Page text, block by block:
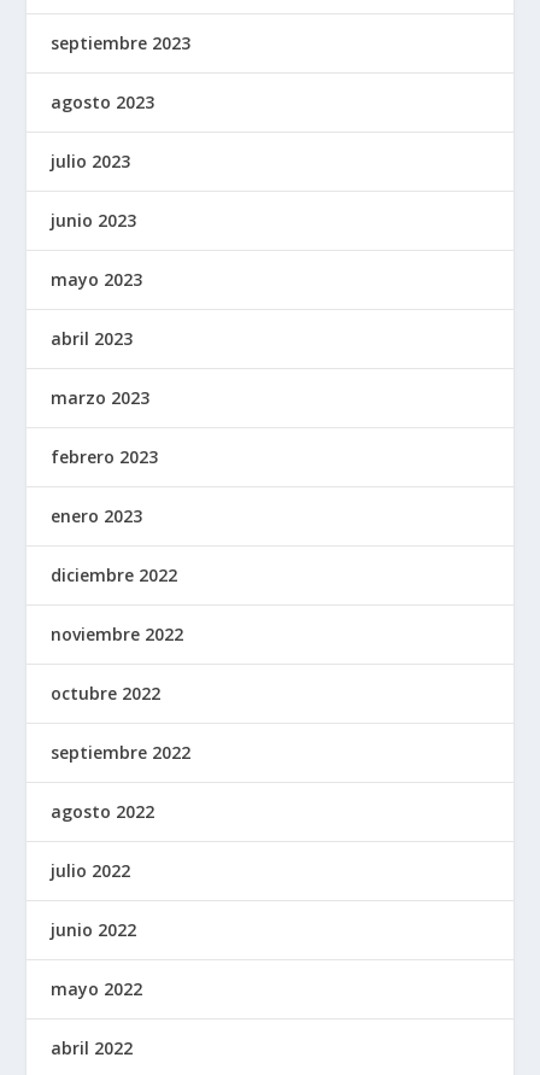
septiembre 2023
agosto 2023
julio 2023
junio 2023
mayo 2023
abril 2023
marzo 2023
febrero 2023
enero 2023
diciembre 2022
noviembre 2022
octubre 2022
septiembre 2022
agosto 2022
julio 2022
junio 2022
mayo 2022
abril 2022